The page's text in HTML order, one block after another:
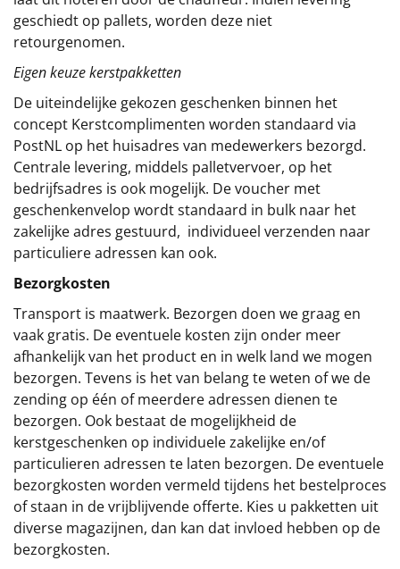
geschiedt op pallets, worden deze niet
retourgenomen.
Eigen keuze kerstpakketten
De uiteindelijke gekozen geschenken binnen het
concept Kerstcomplimenten worden standaard via
PostNL op het huisadres van medewerkers bezorgd.
Centrale levering, middels palletvervoer, op het
bedrijfsadres is ook mogelijk. De voucher met
geschenkenvelop wordt standaard in bulk naar het
zakelijke adres gestuurd, individueel verzenden naar
particuliere adressen kan ook.
Bezorgkosten
Transport is maatwerk. Bezorgen doen we graag en
vaak gratis. De eventuele kosten zijn onder meer
afhankelijk van het product en in welk land we mogen
bezorgen. Tevens is het van belang te weten of we de
zending op één of meerdere adressen dienen te
bezorgen. Ook bestaat de mogelijkheid de
kerstgeschenken op individuele zakelijke en/of
particulieren adressen te laten bezorgen. De eventuele
bezorgkosten worden vermeld tijdens het bestelproces
of staan in de vrijblijvende offerte. Kies u pakketten uit
diverse magazijnen, dan kan dat invloed hebben op de
bezorgkosten.